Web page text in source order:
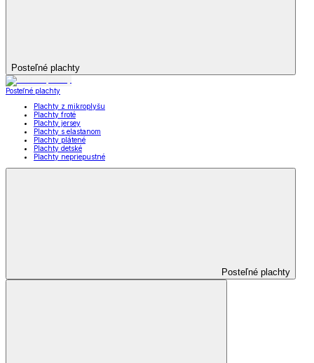
Posteľné plachty
Posteľné plachty
Plachty z mikroplyšu
Plachty froté
Plachty jersey
Plachty s elastanom
Plachty plátené
Plachty detské
Plachty nepriepustné
Posteľné plachty